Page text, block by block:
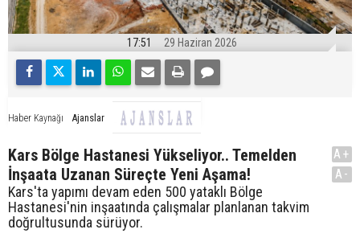
17:51 29 Haziran 2026
Haber Kaynağı Ajanslar
Kars Bölge Hastanesi Yükseliyor.. Temelden
İnşaata Uzanan Süreçte Yeni Aşama!
Kars'ta yapımı devam eden 500 yataklı Bölge
Hastanesi'nin inşaatında çalışmalar planlanan takvim
doğrultusunda sürüyor.
A+
A-